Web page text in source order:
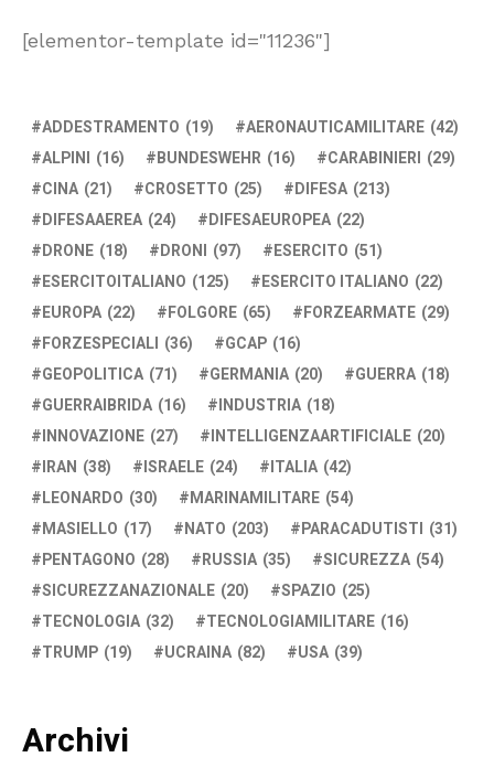
[elementor-template id="11236"]
ADDESTRAMENTO (19) AERONAUTICAMILITARE (42)
ALPINI (16) BUNDESWEHR (16) CARABINIERI (29)
CINA (21) CROSETTO (25) DIFESA (213)
DIFESAAEREA (24) DIFESAEUROPEA (22)
DRONE (18) DRONI (97) ESERCITO (51)
ESERCITOITALIANO (125) ESERCITO ITALIANO (22)
EUROPA (22) FOLGORE (65) FORZEARMATE (29)
FORZESPECIALI (36) GCAP (16)
GEOPOLITICA (71) GERMANIA (20) GUERRA (18)
GUERRAIBRIDA (16) INDUSTRIA (18)
INNOVAZIONE (27) INTELLIGENZAARTIFICIALE (20)
IRAN (38) ISRAELE (24) ITALIA (42)
LEONARDO (30) MARINAMILITARE (54)
MASIELLO (17) NATO (203) PARACADUTISTI (31)
PENTAGONO (28) RUSSIA (35) SICUREZZA (54)
SICUREZZANAZIONALE (20) SPAZIO (25)
TECNOLOGIA (32) TECNOLOGIAMILITARE (16)
TRUMP (19) UCRAINA (82) USA (39)
Archivi